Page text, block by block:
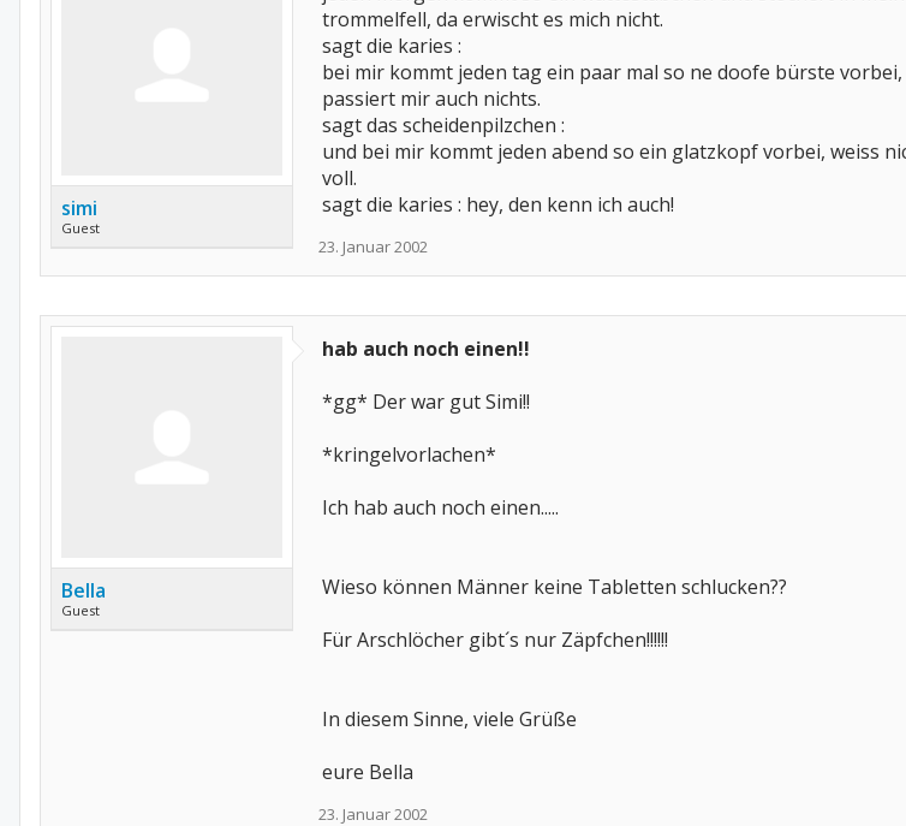
simi
Guest
trommelfell, da erwischt es mich nicht.
sagt die karies :
bei mir kommt jeden tag ein paar mal so ne doofe bürste
passiert mir auch nichts.
sagt das scheidenpilzchen :
und bei mir kommt jeden abend so ein glatzkopf vorbei, weiss
voll.
sagt die karies : hey, den kenn ich auch!
23. Januar 2002
Bella
Guest
hab auch noch einen!!
*gg* Der war gut Simi!!
*kringelvorlachen*
Ich hab auch noch einen.....
Wieso können Männer keine Tabletten schlucken??
Für Arschlöcher gibt´s nur Zäpfchen!!!!!!
In diesem Sinne, viele Grüße
eure Bella
23. Januar 2002